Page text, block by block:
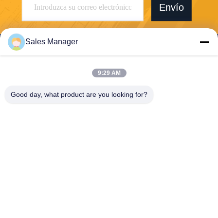
Envío
Co., Ltd
Sales Manager
9:29 AM
Good day, what product are you looking for?